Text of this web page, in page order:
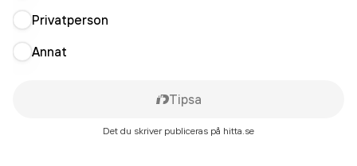
Privatperson
Annat
Tipsa
Det du skriver publiceras på hitta.se